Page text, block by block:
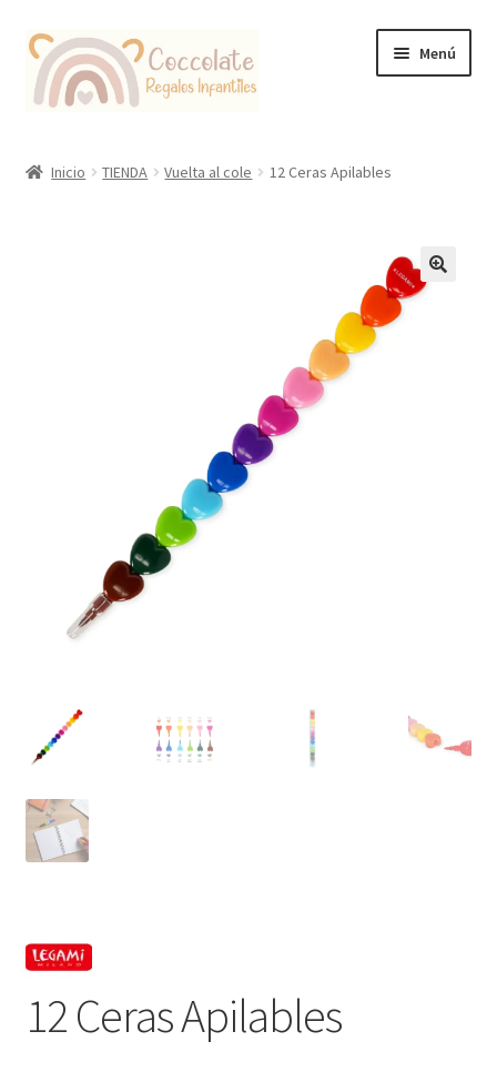
Ir
la
Ir
contenido
Menú
Inicio TIENDA Vuelta al cole 12 Ceras Apilables
12 Ceras Apilables